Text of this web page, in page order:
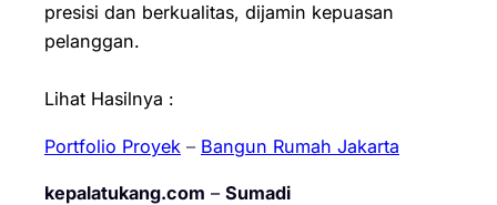
presisi dan berkualitas, dijamin kepuasan
pelanggan.
Lihat Hasilnya :
Portfolio Proyek – Bangun Rumah Jakarta
kepalatukang.com – Sumadi